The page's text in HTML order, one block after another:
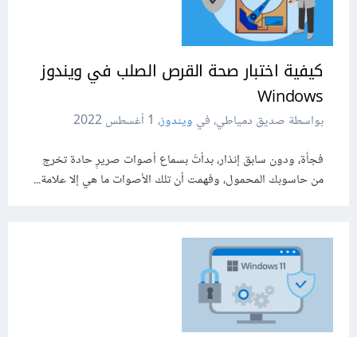
كيفية اختبار صحة القرص الصلب في ويندوز
Windows
بواسطة صديق دمياطي، في ويندوز، 1 أغسطس 2022
فجأة، ودون سابق إنذار، بدأتَ بسماع أصوات صريرٍ حادة تخرج
من حاسوبك المحمول، وفهمت أن تلك الأصوات ما هي إلا علامة...